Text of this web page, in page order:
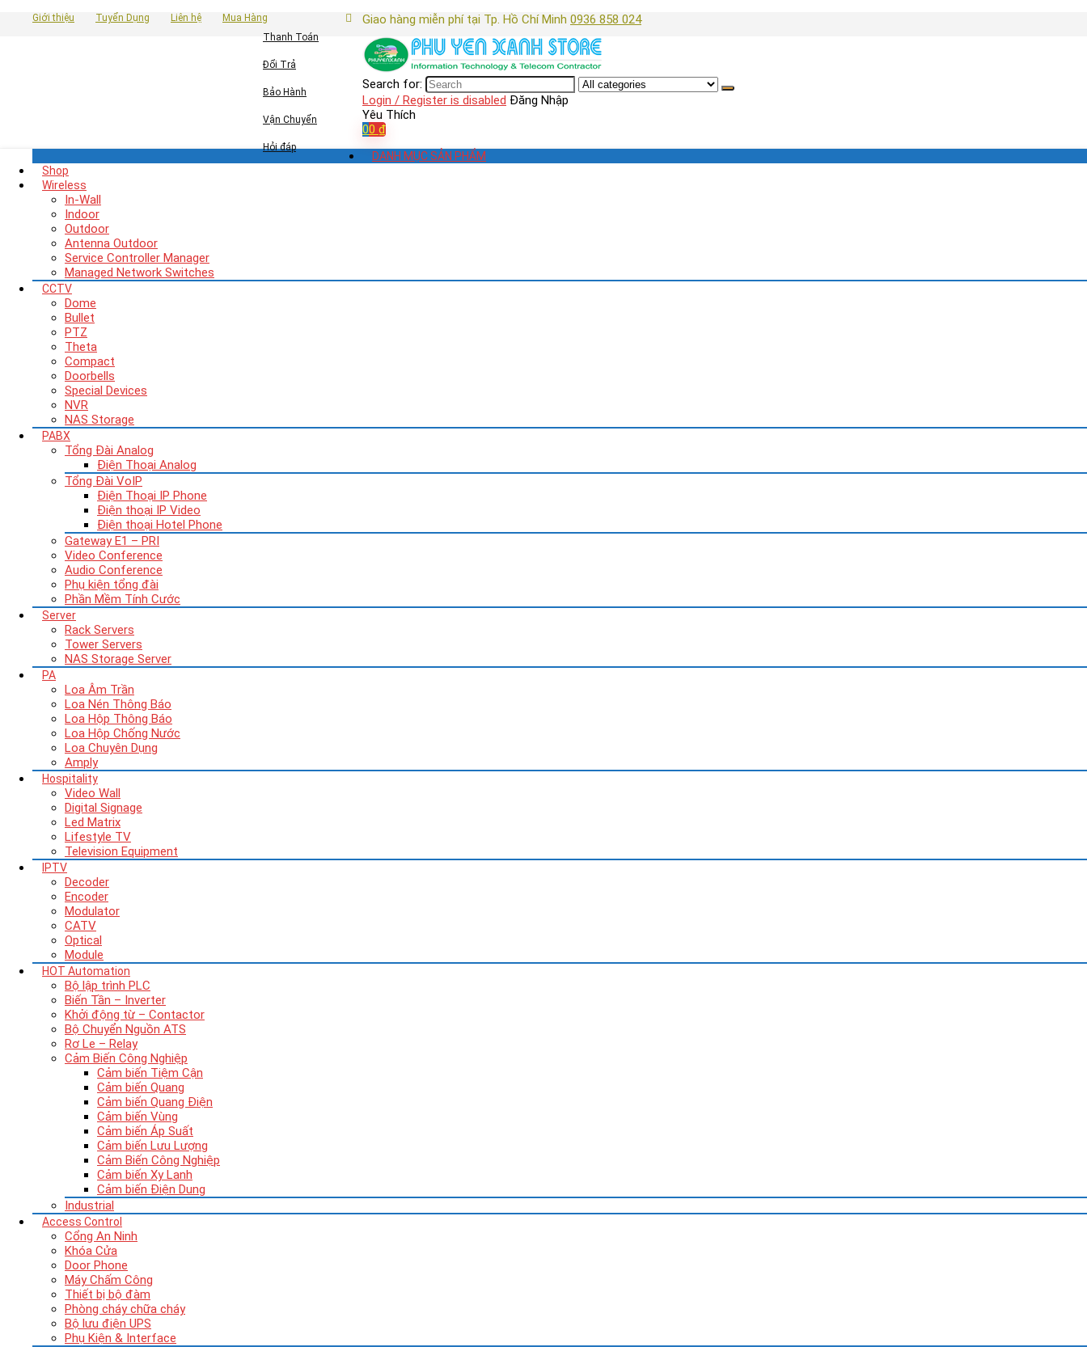
Giới thiệu Tuyển Dụng Liên hệ
Mua Hàng
Thanh Toán
Đổi Trả
Bảo Hành
Vận Chuyển
Hỏi đáp
Giao hàng miễn phí tại Tp. Hồ Chí Minh 0936 858 024
Search for:
Login / Register is disabled Đăng Nhập
Yêu Thích
00 ₫
DANH MỤC SẢN PHẨM
Shop
Wireless
In-Wall
Indoor
Outdoor
Antenna Outdoor
Service Controller Manager
Managed Network Switches
CCTV
Dome
Bullet
PTZ
Theta
Compact
Doorbells
Special Devices
NVR
NAS Storage
PABX
Tổng Đài Analog
Điện Thoại Analog
Tổng Đài VoIP
Điện Thoại IP Phone
Điện thoại IP Video
Điện thoại Hotel Phone
Gateway E1 – PRI
Video Conference
Audio Conference
Phụ kiện tổng đài
Phần Mềm Tính Cước
Server
Rack Servers
Tower Servers
NAS Storage Server
PA
Loa Âm Trần
Loa Nén Thông Báo
Loa Hộp Thông Báo
Loa Hộp Chống Nước
Loa Chuyên Dụng
Amply
Hospitality
Video Wall
Digital Signage
Led Matrix
Lifestyle TV
Television Equipment
IPTV
Decoder
Encoder
Modulator
CATV
Optical
Module
HOT Automation
Bộ lập trình PLC
Biến Tần – Inverter
Khởi động từ – Contactor
Bộ Chuyển Nguồn ATS
Rơ Le – Relay
Cảm Biến Công Nghiệp
Cảm biến Tiệm Cận
Cảm biến Quang
Cảm biến Quang Điện
Cảm biến Vùng
Cảm biến Áp Suất
Cảm biến Lưu Lượng
Cảm Biến Công Nghiệp
Cảm biến Xy Lanh
Cảm biến Điện Dung
Industrial
Access Control
Cổng An Ninh
Khóa Cửa
Door Phone
Máy Chấm Công
Thiết bị bộ đàm
Phòng cháy chữa cháy
Bộ lưu điện UPS
Phụ Kiện & Interface